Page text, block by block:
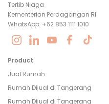
Tertib Niaga
Kementerian Perdagangan RI
WhatsApp: +62 853 1111 1010
Product
Jual Rumah
Rumah Dijual di Tangerang
Rumah Dijual di Tangerang